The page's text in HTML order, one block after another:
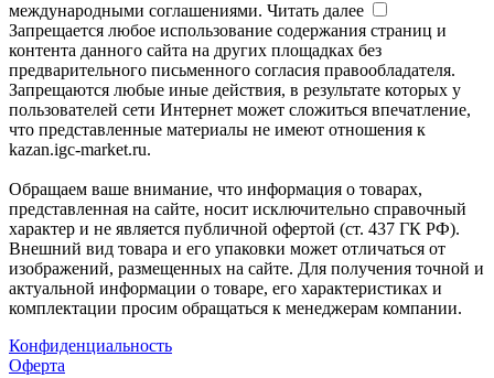
международными соглашениями. Читать далее
Запрещается любое использование содержания страниц и
контента данного сайта на других площадках без
предварительного письменного согласия правообладателя.
Запрещаются любые иные действия, в результате которых у
пользователей сети Интернет может сложиться впечатление,
что представленные материалы не имеют отношения к
kazan.igc-market.ru.
Обращаем ваше внимание, что информация о товарах,
представленная на сайте, носит исключительно справочный
характер и не является публичной офертой (ст. 437 ГК РФ).
Внешний вид товара и его упаковки может отличаться от
изображений, размещенных на сайте. Для получения точной и
актуальной информации о товаре, его характеристиках и
комплектации просим обращаться к менеджерам компании.
Конфиденциальность
Оферта